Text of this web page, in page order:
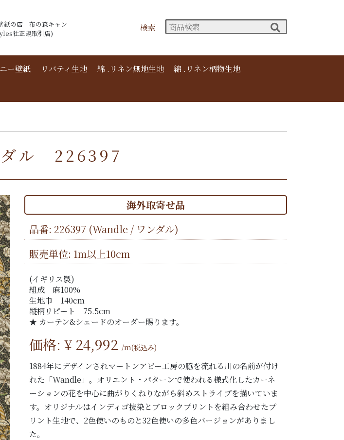
紙の店 布の森キャン
社正規取引店)
検索
ー壁紙 リバティ生地 綿 .リネン無地生地
綿 .リネン柄物生地
ル 226397
海外取寄せ品
品番: 226397 (Wandle / ワンダル)
販売単位: 1m以上10cm
(イギリス製)
組成 麻100%
生地巾 140cm
縦柄リピート 75.5cm
★ カーテン&シェードのオーダー賜ります。
価格: ¥ 24,992 /m(税込み)
1884年にデザインされマートンアビー工房の脇を流れる川の名前が付け
れた「Wandle」。オリエント・パターンで使われる様式化したカーネ
ーションの花を中心に曲がりくねりながら斜めストライプを描いていま
す。オリジナルはインディゴ抜染とブロックプリントを組み合わせたプ
リント生地で、2色使いのものと32色使いの多色バージョンがありまし
た。